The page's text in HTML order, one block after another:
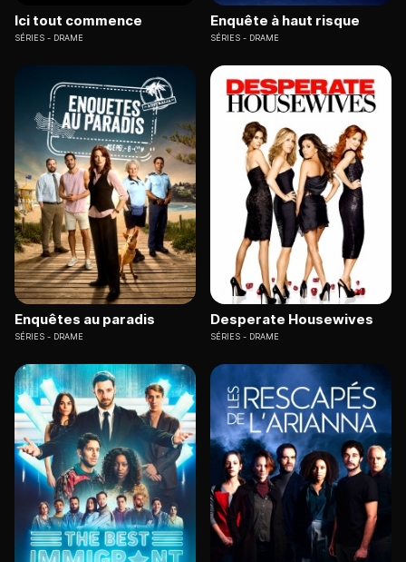
Ici tout commence
SÉRIES DRAME
Enquête à haut risque
SÉRIES DRAME
Enquêtes au paradis
SÉRIES DRAME
Desperate Housewives
SÉRIES DRAME